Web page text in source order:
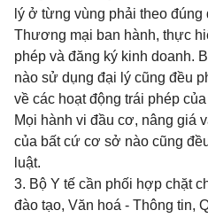
lý ở từng vùng phải theo
Thương mại ban hành, thực
phép và đăng ký kinh doanh.
nào sử dụng đại lý cũng đều
về các hoạt động trái phép
Mọi hành vi đầu cơ, nâng giá
của bất cứ cơ sở nào cũng
luật.
3. Bộ Y tế cần phối hợp chặt
đào tạo, Văn hoá - Thông tin,